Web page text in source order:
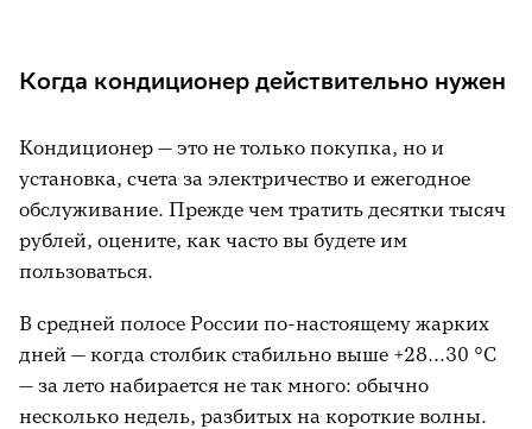
Какие бывают кондиционеры и за что вы
Как не переплатить за мощность
Инвертор или обычный: где реальная
экономия
Полная стоимость: считаем все расходы,
Чек-лист перед покупкой кондиционера
Что ещё почитать на тему
Когда кондиционер действительно нужен
Кондиционер — это не только покупка, но и
установка, счета за электричество и ежегодное
обслуживание. Прежде чем тратить десятки тысяч
рублей, оцените, как часто вы будете им
пользоваться.
В средней полосе России по-настоящему жарких
дней — когда столбик стабильно выше +28…30 °C
— за лето набирается не так много: обычно
несколько недель, разбитых на короткие волны.